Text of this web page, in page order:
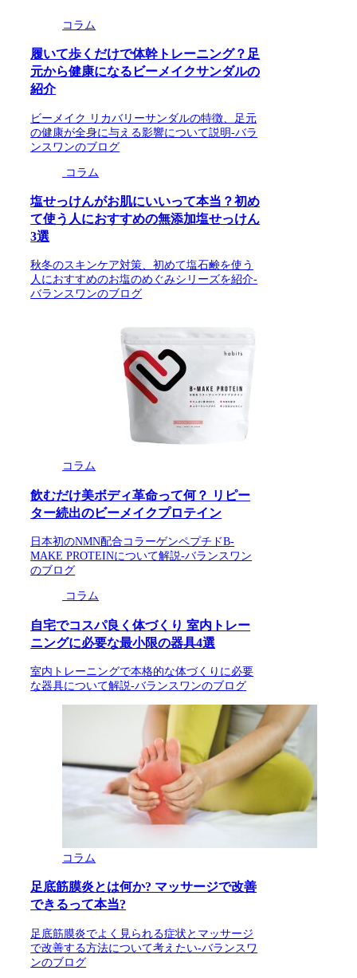
コラム
履いて歩くだけで体幹トレーニング？足
元から健康になるビーメイクサンダルの
紹介
ビーメイク リカバリーサンダルの特徴、足元
の健康が全身に与える影響について説明-バラ
ンスワンのブログ
コラム
塩せっけんがお肌にいいって本当？初め
て使う人におすすめの無添加塩せっけん
3選
秋冬のスキンケア対策、初めて塩石鹸を使う
人におすすめのお塩のめぐみシリーズを紹介-
バランスワンのブログ
コラム
飲むだけ美ボディ革命って何？ リピー
ター続出のビーメイクプロテイン
日本初のNMN配合コラーゲンペプチドB-
MAKE PROTEINについて解説-バランスワン
のブログ
コラム
自宅でコスパ良く体づくり 室内トレー
ニングに必要な最小限の器具4選
室内トレーニングで本格的な体づくりに必要
な器具について解説-バランスワンのブログ
コラム
足底筋膜炎とは何か? マッサージで改善
できるって本当?
足底筋膜炎でよく見られる症状とマッサージ
で改善する方法について考えたい-バランスワ
ンのブログ